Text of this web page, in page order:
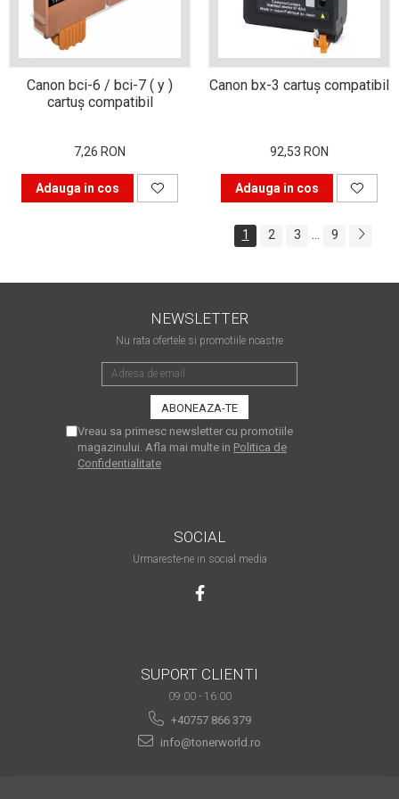
Bucură-te mai mult timp de
imprimanta ta. Învață s-o
folosești corect.
În căutarea cartușului
perfect
Canon bci-6 / bci-7 ( y )
cartuş compatibil
7,26 RON
Adauga in cos
Canon bx-3 cartuş compatibil
92,53 RON
Adauga in cos
1 2 3 9
NEWSLETTER
Nu rata ofertele si promotiile noastre
Vreau sa primesc newsletter cu promotiile
magazinului. Afla mai multe in Politica de
Confidentialitate
SOCIAL
Urmareste-ne in social media
SUPORT CLIENTI
09:00 - 16:00
+40757 866 379
info@tonerworld.ro